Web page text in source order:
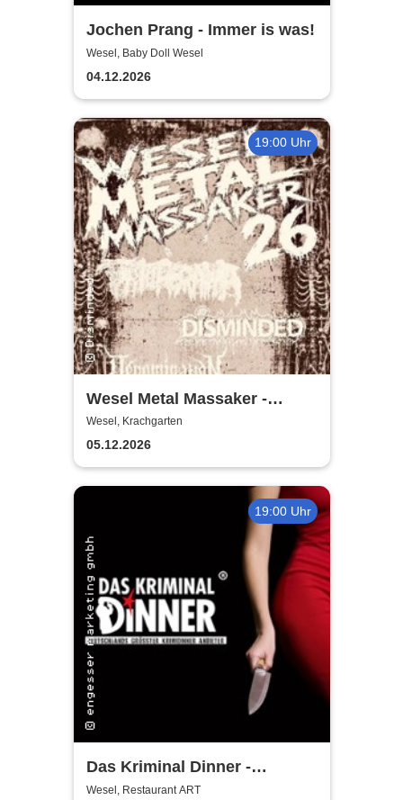
Jochen Prang - Immer is was!
Wesel, Baby Doll Wesel
04.12.2026
19:00 Uhr
Wesel Metal Massaker -
Krachgarten
Wesel, Krachgarten
05.12.2026
19:00 Uhr
Das Kriminal Dinner -
Hauptkommissar Schröder
Wesel, Restaurant ART